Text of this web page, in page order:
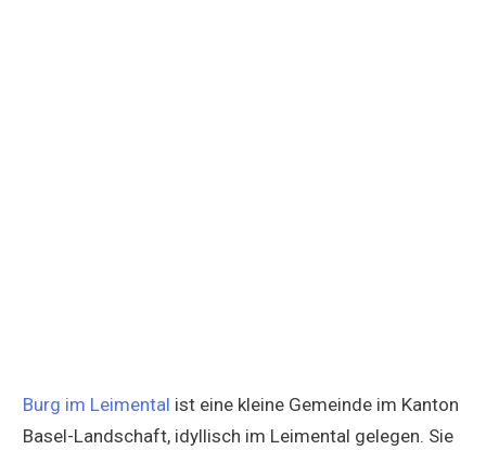
Burg im Leimental ist eine kleine Gemeinde im Kanton
Basel-Landschaft, idyllisch im Leimental gelegen. Sie